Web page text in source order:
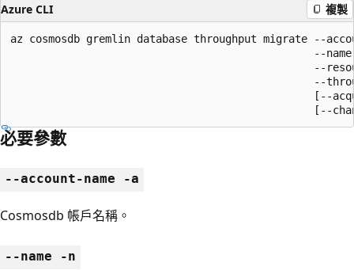
Azure CLI 複製
az cosmosdb gremlin database throughput migrate --
                                                --name
--
--
[--
[--
必要參數
--account-name -a
Cosmosdb 帳戶名稱。
--name -n